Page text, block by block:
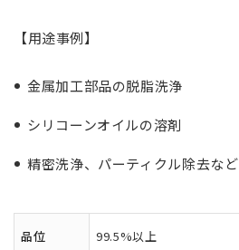
【用途事例】
金属加工部品の脱脂洗浄
シリコーンオイルの溶剤
精密洗浄、パーティクル除去など
品位 99.5%以上